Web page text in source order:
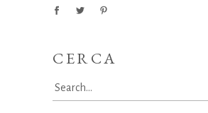
CERCA
Search
for: